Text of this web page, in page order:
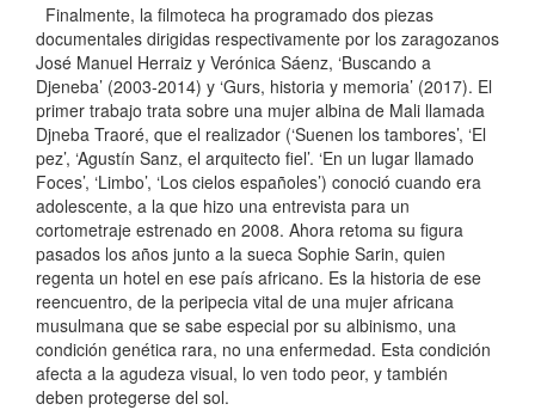
Finalmente, la filmoteca ha programado dos piezas
documentales dirigidas respectivamente por los zaragozanos
José Manuel Herraiz y Verónica Sáenz, ‘Buscando a
Djeneba’ (2003-2014) y ‘Gurs, historia y memoria’ (2017). El
primer trabajo trata sobre una mujer albina de Mali llamada
Djneba Traoré, que el realizador (‘Suenen los tambores’, ‘El
pez’, ‘Agustín Sanz, el arquitecto fiel’. ‘En un lugar llamado
Foces’, ‘Limbo’, ‘Los cielos españoles’) conoció cuando era
adolescente, a la que hizo una entrevista para un
cortometraje estrenado en 2008. Ahora retoma su figura
pasados los años junto a la sueca Sophie Sarin, quien
regenta un hotel en ese país africano. Es la historia de ese
reencuentro, de la peripecia vital de una mujer africana
musulmana que se sabe especial por su albinismo, una
condición genética rara, no una enfermedad. Esta condición
afecta a la agudeza visual, lo ven todo peor, y también
deben protegerse del sol.